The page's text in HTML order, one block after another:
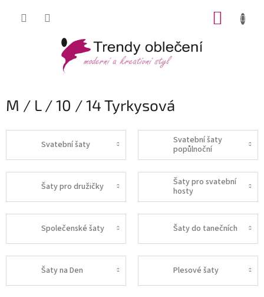
M / L / 10 / 14 Tyrkysová
Svatební šaty
Svatební šaty
popůlnoční
Šaty pro družičky
Šaty pro svatební
hosty
Společenské šaty Šaty do tanečních
Šaty na Den Plesové šaty